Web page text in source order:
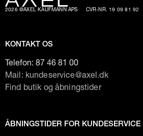
2026 @AXEL KAUFMANN APS CVR-NR. 19 09 81 92
KONTAKT OS
Telefon: 87 46 81 00
Mail: kundeservice@axel.dk
Find butik og åbningstider
ÅBNINGSTIDER FOR KUNDESERVICE